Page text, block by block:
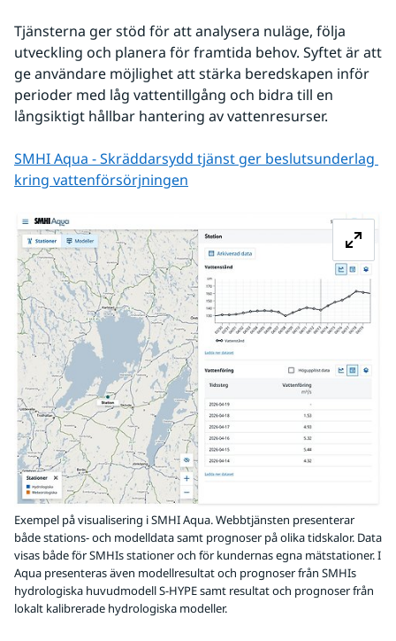
Tjänsterna ger stöd för att analysera nuläge, följa
utveckling och planera för framtida behov. Syftet är att
ge användare möjlighet att stärka beredskapen inför
perioder med låg vattentillgång och bidra till en
långsiktigt hållbar hantering av vattenresurser.
SMHI Aqua - Skräddarsydd tjänst ger beslutsunderlag
kring vattenförsörjningen
Exempel på visualisering i SMHI Aqua. Webbtjänsten presenterar
både stations- och modelldata samt prognoser på olika tidskalor. Data
visas både för SMHIs stationer och för kundernas egna mätstationer. I
Aqua presenteras även modellresultat och prognoser från SMHIs
hydrologiska huvudmodell S-HYPE samt resultat och prognoser från
lokalt kalibrerade hydrologiska modeller.